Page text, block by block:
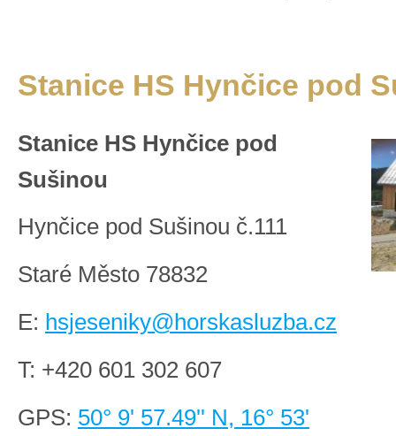
Stanice HS Hynčice pod
Stanice HS Hynčice pod
Sušinou
Hynčice pod Sušinou č.111
Staré Město 78832
E: hsjeseniky@horskasluzba.cz
T: +420 601 302 607
GPS: 50° 9' 57.49'' N, 16° 53'